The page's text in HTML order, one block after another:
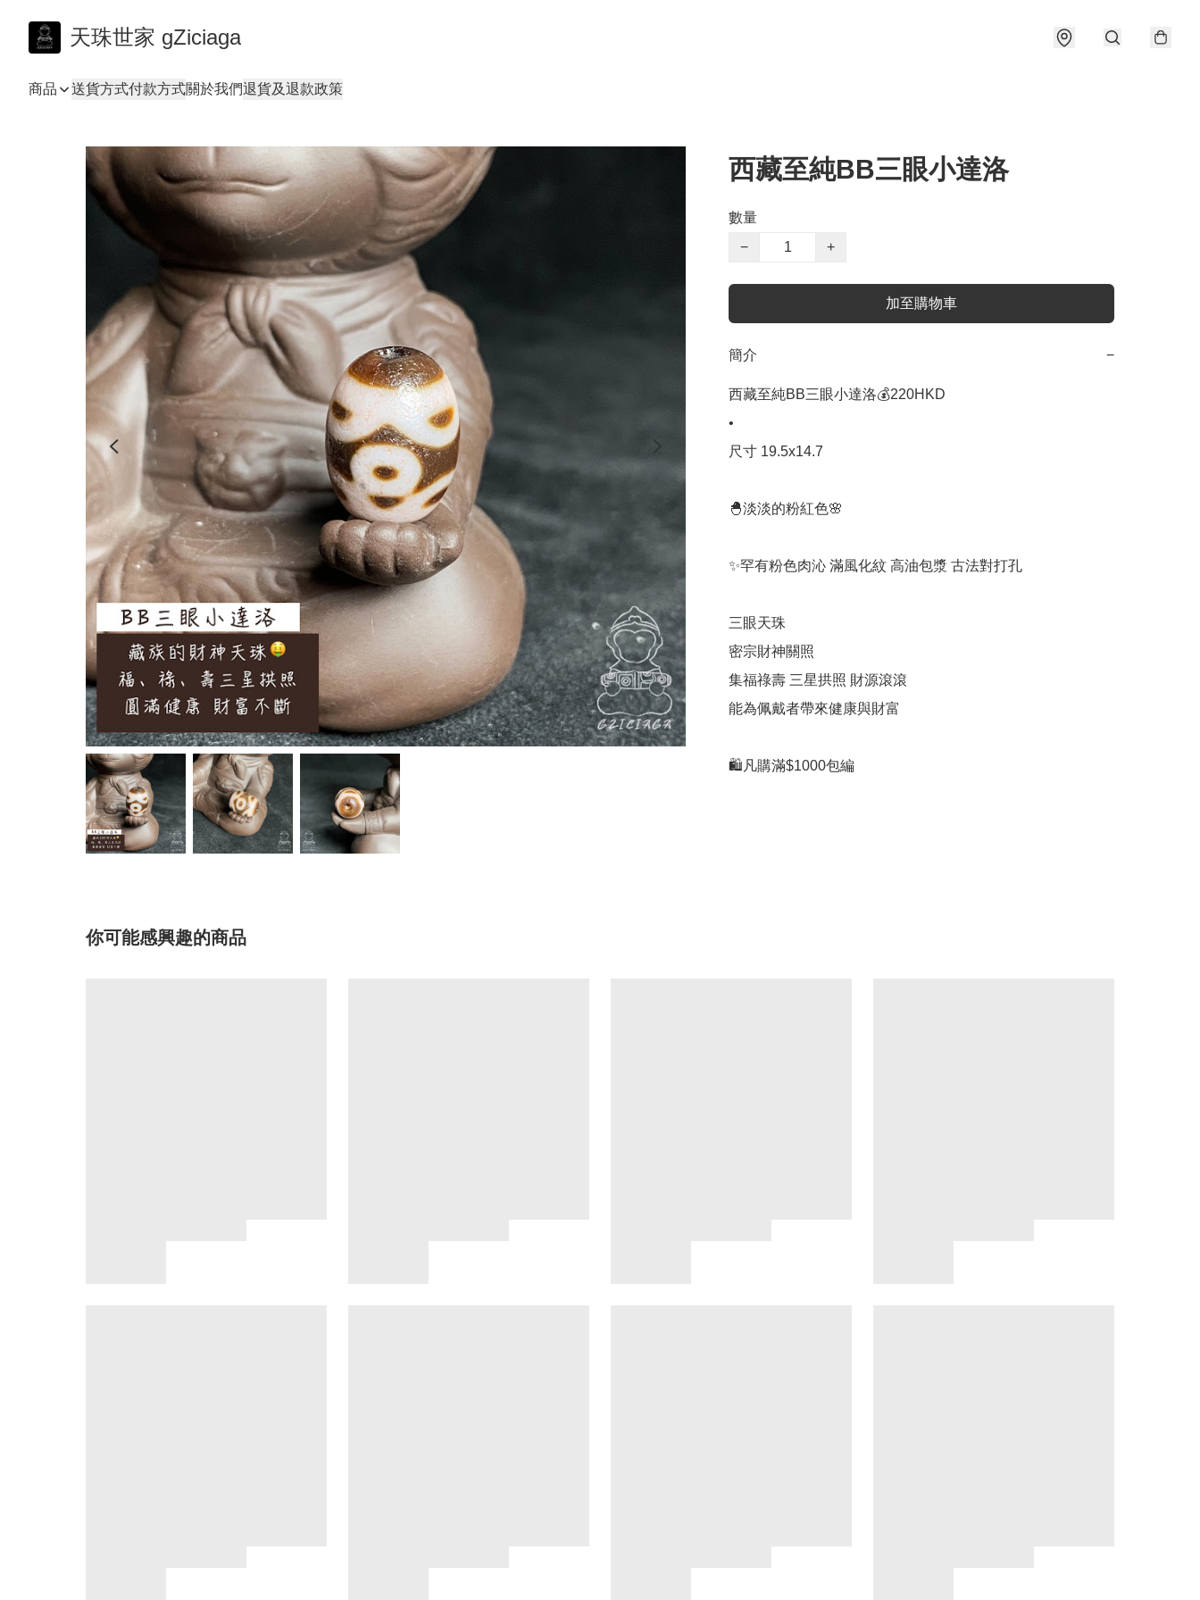
天珠世家 gZiciaga
商品 送貨方式付款方式關於我們退貨及退款政策
西藏至純BB三眼小達洛
數量
−
+
加至購物車
簡介 −
西藏至純BB三眼小達洛💰220HKD
•
尺寸 19.5x14.7
🐣淡淡的粉紅色🌸
✨罕有粉色肉沁 滿風化紋 高油包漿 古法對打孔
三眼天珠
密宗財神關照
集福祿壽 三星拱照 財源滾滾
能為佩戴者帶來健康與財富
你可能感興趣的商品